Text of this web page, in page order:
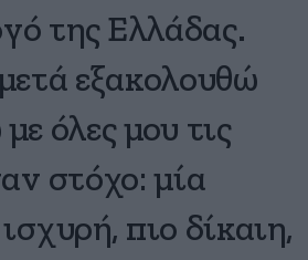
της Ελλάδας.
εξακολουθώ
όλες μου τις
στόχο: μία
πιο δίκαιη,